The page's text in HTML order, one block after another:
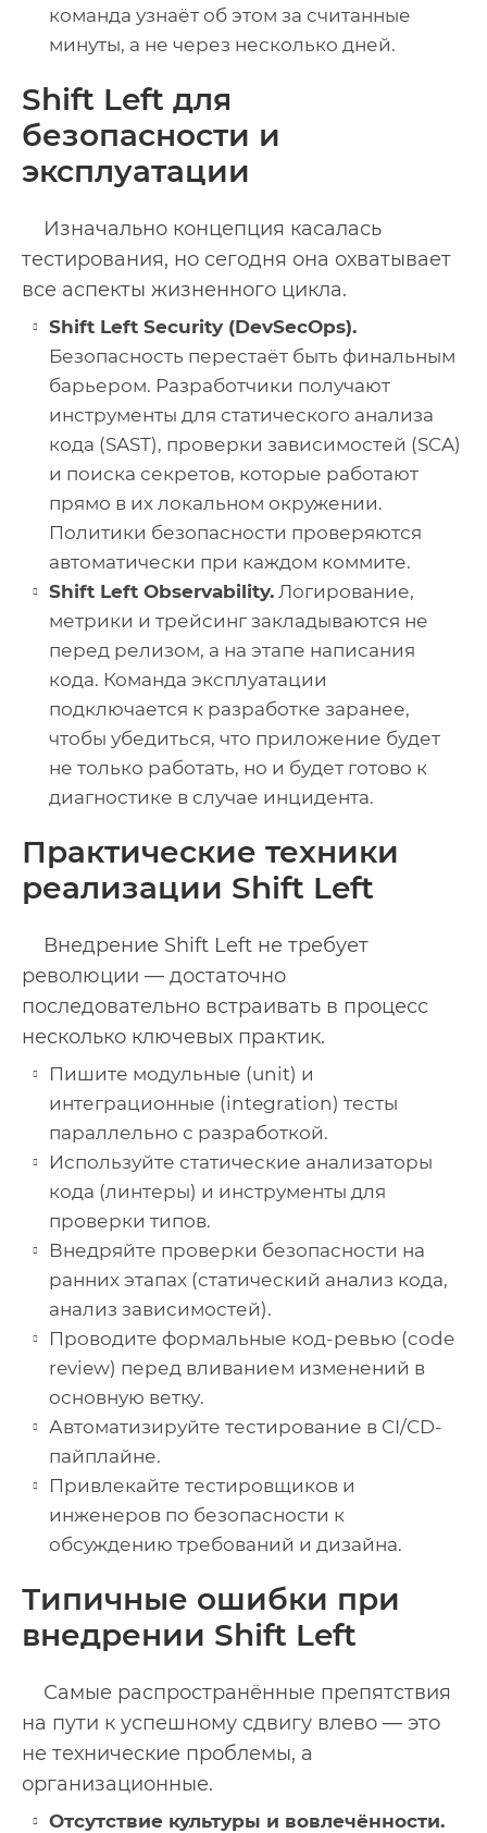
команда узнаёт об этом за считанные
минуты, а не через несколько дней.
Shift Left для
безопасности и
эксплуатации
Изначально концепция касалась
тестирования, но сегодня она охватывает
все аспекты жизненного цикла.
Shift Left Security (DevSecOps).
Безопасность перестаёт быть финальным
барьером. Разработчики получают
инструменты для статического анализа
кода (SAST), проверки зависимостей (SCA)
и поиска секретов, которые работают
прямо в их локальном окружении.
Политики безопасности проверяются
автоматически при каждом коммите.
Shift Left Observability. Логирование,
метрики и трейсинг закладываются не
перед релизом, а на этапе написания
кода. Команда эксплуатации
подключается к разработке заранее,
чтобы убедиться, что приложение будет
не только работать, но и будет готово к
диагностике в случае инцидента.
Практические техники
реализации Shift Left
Внедрение Shift Left не требует
революции — достаточно
последовательно встраивать в процесс
несколько ключевых практик.
Пишите модульные (unit) и
интеграционные (integration) тесты
параллельно с разработкой.
Используйте статические анализаторы
кода (линтеры) и инструменты для
проверки типов.
Внедряйте проверки безопасности на
ранних этапах (статический анализ кода,
анализ зависимостей).
Проводите формальные код-ревью (code
review) перед вливанием изменений в
основную ветку.
Автоматизируйте тестирование в CI/CD-
пайплайне.
Привлекайте тестировщиков и
инженеров по безопасности к
обсуждению требований и дизайна.
Типичные ошибки при
внедрении Shift Left
Самые распространённые препятствия
на пути к успешному сдвигу влево — это
не технические проблемы, а
организационные.
Отсутствие культуры и вовлечённости.